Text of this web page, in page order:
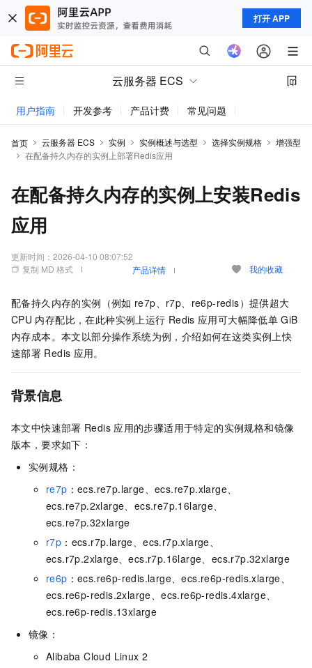
打开 APP
云服务器 ECS
用户指南 开发参考 产品计费 常见问题
首页 云服务器 ECS 实例 实例概述与选型 选择实例规格
增强型
在配备持久内存的实例上部署Redis应用
在配备持久内存的实例上安装Redis
应用
更新时间： 2026-04-10 08:07:52
复制 MD 格式
产品详情 我的收藏
配备持久内存的实例（例如 re7p、r7p、 re6p-redis）提供超大
CPU 内存配比，在此种实例上运行 Redis 应用可大幅降低单 GiB
内存成本。本文以部分操作系统为例，介绍如何在这类实例上快
速部署 Redis 应用。
背景信息
本文中快速部署 Redis 应用的步骤适用于特定的实例规格和镜像
版本，要求如下：
实例规格：
re7p ：ecs.re7p.large、ecs.re7p.xlarge、
ecs.re7p.2xlarge、ecs.re7p.16large、
ecs.re7p.32xlarge
r7p ：ecs.r7p.large、ecs.r7p.xlarge、
ecs.r7p.2xlarge、ecs.r7p.16large、ecs.r7p.32xlarge
re6p ：ecs.re6p-redis.large、ecs.re6p-redis.xlarge、
ecs.re6p-redis.2xlarge、ecs.re6p-redis.4xlarge、
ecs.re6p-redis.13xlarge
镜像：
Alibaba Cloud Linux 2